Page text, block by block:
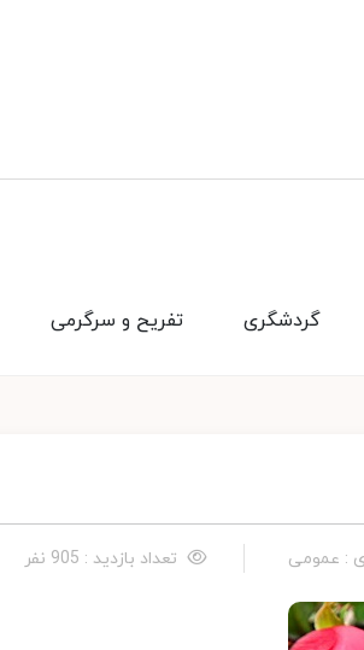
تفریح و سرگرمی گردشگری
: عمومی تعداد بازدید : 905 نفر